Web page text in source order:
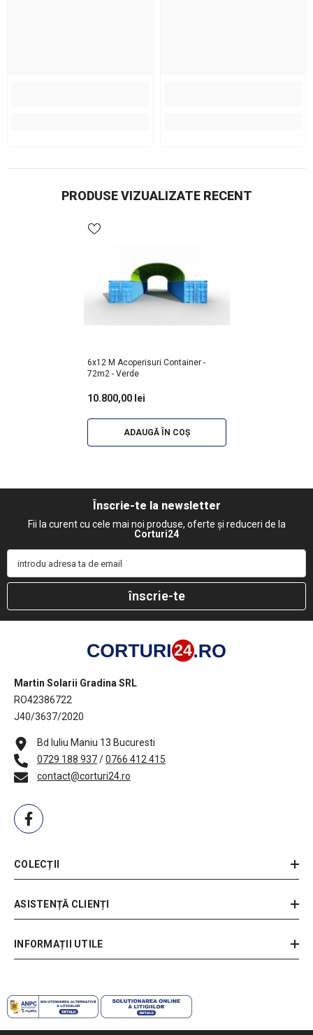
PRODUSE VIZUALIZATE RECENT
6x12 M Acoperisuri Container -
72m2 - Verde
10.800,00 lei
ADAUGĂ ÎN COȘ
Înscrie-te la newsletter
Fii la curent cu cele mai noi produse, oferte și reduceri de la
Corturi24
introdu adresa ta de email
înscrie-te
Martin Solarii Gradina SRL
RO42386722
J40/3637/2020
Bd Iuliu Maniu 13 Bucuresti
0729 188 937/0766 412 415
contact@corturi24.ro
COLECȚII
ASISTENȚĂ CLIENȚI
INFORMAȚII UTILE